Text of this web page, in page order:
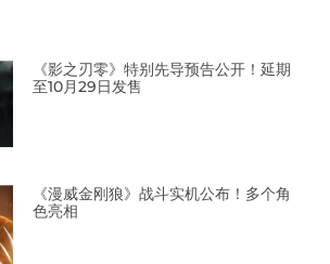
《影之刃零》特别先导预告公开！延期
至10月29日发售
《漫威金刚狼》战斗实机公布！多个角
色亮相